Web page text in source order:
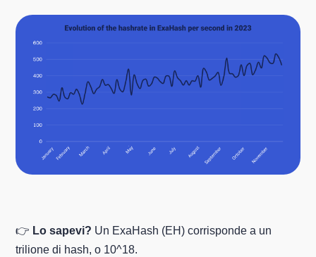
👉 Lo sapevi? Un ExaHash (EH) corrisponde a un
trilione di hash, o 10^18.